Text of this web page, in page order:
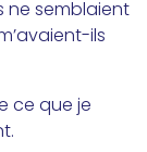
ne semblaient
ils
ce que je